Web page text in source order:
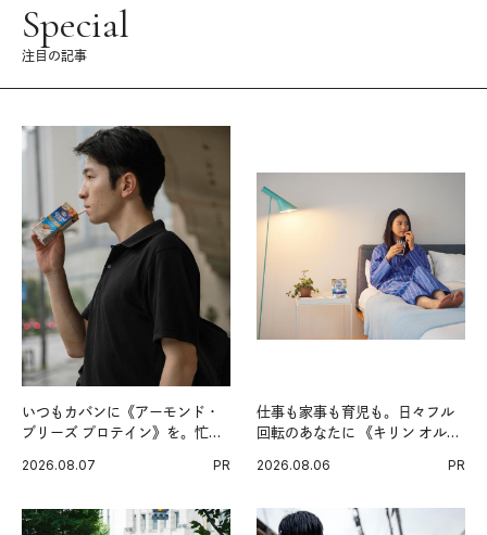
Special
注目の記事
いつもカバンに《アーモンド・
ブリーズ プロテイン》を。忙し
グ習慣。
2026.08.07 PR
仕事も家事も育児も。日々フル
回転のあなたに 《キリン オルニ
2026.08.06 PR